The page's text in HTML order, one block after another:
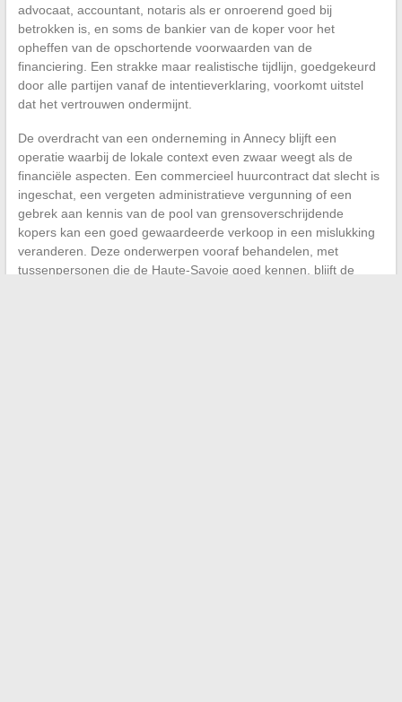
advocaat, accountant, notaris als er onroerend goed bij
betrokken is, en soms de bankier van de koper voor het
opheffen van de opschortende voorwaarden van de
financiering. Een strakke maar realistische tijdlijn, goedgekeurd
door alle partijen vanaf de intentieverklaring, voorkomt uitstel
dat het vertrouwen ondermijnt.
De overdracht van een onderneming in Annecy blijft een
operatie waarbij de lokale context even zwaar weegt als de
financiële aspecten. Een commercieel huurcontract dat slecht is
ingeschat, een vergeten administratieve vergunning of een
gebrek aan kennis van de pool van grensoverschrijdende
kopers kan een goed gewaardeerde verkoop in een mislukking
veranderen. Deze onderwerpen vooraf behandelen, met
tussenpersonen die de Haute-Savoie goed kennen, blijft de